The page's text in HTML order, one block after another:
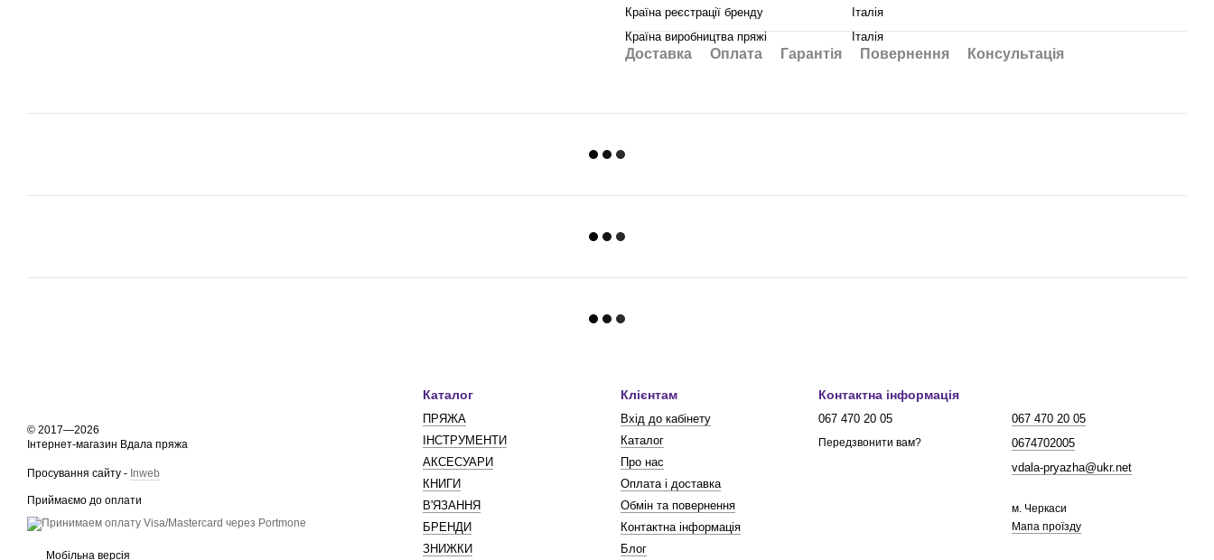
Країна реєстрації бренду
Італія
Країна виробництва пряжі
Італія
Доставка Оплата Гарантія Повернення Консультація
© 2017—2026
Інтернет-магазин Вдала пряжа
Просування сайту - Inweb
Приймаємо до оплати
Мобільна версія
Каталог
ПРЯЖА
ІНСТРУМЕНТИ
АКСЕСУАРИ
КНИГИ
В'ЯЗАННЯ
БРЕНДИ
ЗНИЖКИ
Клієнтам
Вхід до кабінету
Каталог
Про нас
Оплата і доставка
Обмін та повернення
Контактна інформація
Блог
Контактна інформація
067 470 20 05
Передзвонити вам?
067 470 20 05
0674702005
vdala-pryazha@ukr.net
м. Черкаси
Мапа проїзду